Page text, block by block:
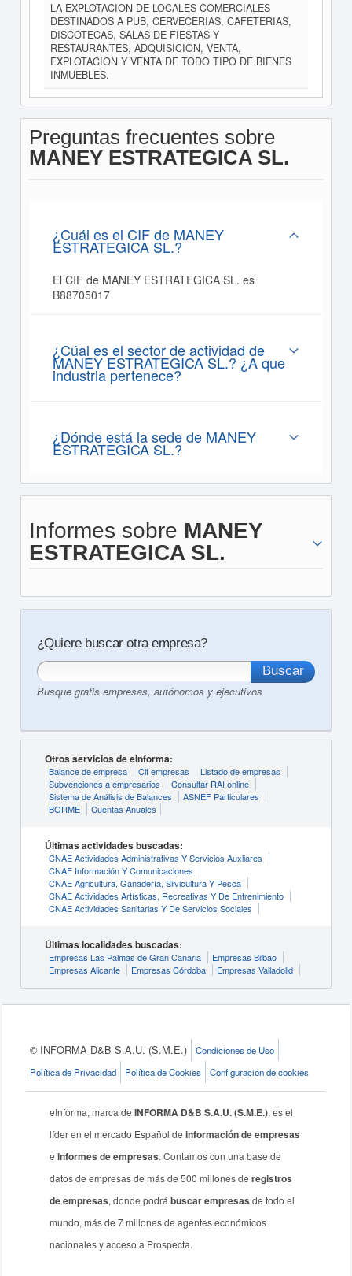
LA EXPLOTACION DE LOCALES COMERCIALES
DESTINADOS A PUB, CERVECERIAS, CAFETERIAS,
DISCOTECAS, SALAS DE FIESTAS Y
RESTAURANTES, ADQUISICION, VENTA,
EXPLOTACION Y VENTA DE TODO TIPO DE BIENES
INMUEBLES.
Preguntas frecuentes sobre
MANEY ESTRATEGICA SL.
¿Cuál es el CIF de MANEY
ESTRATEGICA SL.?
El CIF de MANEY ESTRATEGICA SL. es
B88705017
¿Cúal es el sector de actividad de
MANEY ESTRATEGICA SL.? ¿A que
industria pertenece?
¿Dónde está la sede de MANEY
ESTRATEGICA SL.?
Informes sobre MANEY
ESTRATEGICA SL.
¿Quiere buscar otra empresa?
Busque gratis empresas, autónomos y ejecutivos
Otros servicios de eInforma:
Balance de empresa Cif empresas
Listado de empresas
Subvenciones a empresarios
Consultar RAI online
Sistema de Análisis de Balances
ASNEF Particulares
BORME
Cuentas Anuales
Últimas actividades buscadas:
CNAE Actividades Administrativas Y Servicios Auxliares
CNAE Información Y Comunicaciones
CNAE Agricultura, Ganadería, Silvicultura Y Pesca
CNAE Actividades Artísticas, Recreativas Y De Entrenimiento
CNAE Actividades Sanitarias Y De Servicios Sociales
Últimas localidades buscadas:
Empresas Las Palmas de Gran Canaria
Empresas Bilbao
Empresas Alicante
Empresas Córdoba Empresas Valladolid
© INFORMA D&B S.A.U. (S.M.E.)
Condiciones de Uso
Política de Privacidad
Política de Cookies Configuración de cookies
eInforma, marca deINFORMA D&B S.A.U. (S.M.E.), es el
líder en el mercado Español deinformación de empresas
einformes de empresas. Contamos con una base de
datos de empresas de más de 500 millones deregistros
de empresas, donde podrábuscar empresas de todo el
mundo, más de 7 millones de agentes económicos
nacionales y acceso a Prospecta.